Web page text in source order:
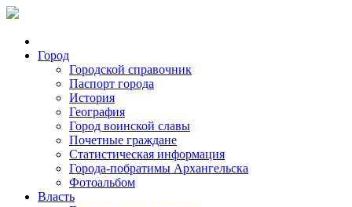
Город
Городской справочник
Паспорт города
История
География
Город воинской славы
Почетные граждане
Статистическая информация
Города-побратимы Архангельска
Фотоальбом
Власть